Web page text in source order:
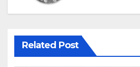
Related Post